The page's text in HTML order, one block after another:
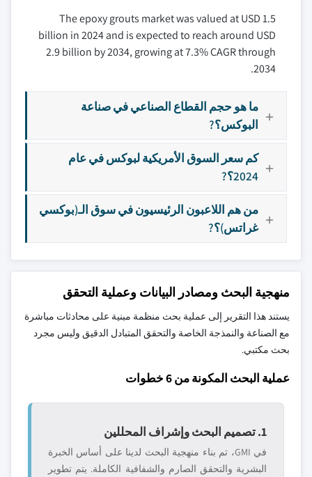
The epoxy grouts market was valued at USD 1.5
billion in 2024 and is expected to reach around USD
2.9 billion by 2034, growing at 7.3% CAGR through
2034.
ما هو حجم القطاع الصناعي في صناعة
البوكس؟?
كم سعر السوق الأمريكية لبوكس في عام
2024؟?
من هم اللاعبون الرئيسيون في سوق الـ(بوكسي
غراتس)؟?
منهجية البحث ومصادر البيانات وعملية التحقق
يستند هذا التقرير إلى عملية بحث منظمة مبنية على محادثات مباشرة
مع الصناعة والنمذجة الخاصة والتحقق المتبادل الدقيق وليس مجرد
بحث مكتبي.
عملية البحث المكونة من 6 خطوات
1. تصميم البحث وإشراف المحللين
في GMI، تم بناء منهجية البحث لدينا على أساس الخبرة
البشرية والتحقق الصارم والشفافية الكاملة. يتم تطوير